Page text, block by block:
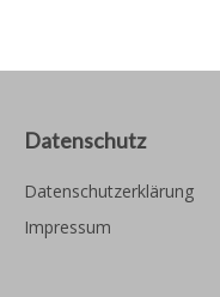
Datenschutz
Datenschutzerklärung
Impressum